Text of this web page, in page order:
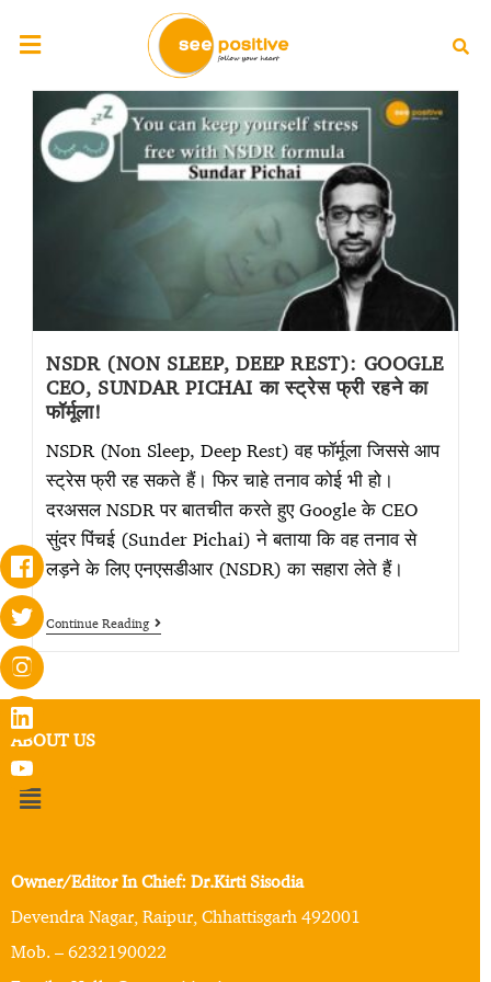
NSDR (NON SLEEP, DEEP REST): GOOGLE
CEO, SUNDAR PICHAI का स्ट्रेस फ्री रहने का
फॉर्मूला!
NSDR (Non Sleep, Deep Rest) वह फॉर्मूला जिससे आप
स्ट्रेस फ्री रह सकते हैं। फिर चाहे तनाव कोई भी हो।
दरअसल NSDR पर बातचीत करते हुए Google के CEO
सुंदर पिंचई (Sunder Pichai) ने बताया कि वह तनाव से
लड़ने के लिए एनएसडीआर (NSDR) का सहारा लेते हैं।
Continue Reading
ABOUT US
Owner/Editor In Chief: Dr.Kirti Sisodia
Devendra Nagar, Raipur, Chhattisgarh 492001
Mob. – 6232190022